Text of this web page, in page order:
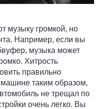
музыку громкой, но
Например, если вы
музыка может
Хитрость
правильно
таким образом,
не трещал по
очень легко. Вы